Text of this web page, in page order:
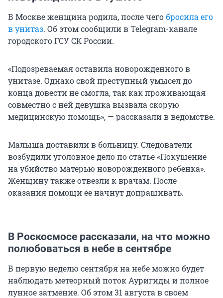
В Москве женщина родила, после чегобросила его
в унитаз. Об этом сообщили в Telegram-канале
городского ГСУ СК России.
«Подозреваемая оставила новорожденного в
унитазе. Однако свой преступный умысел до
конца довести не смогла, так как проживающая
совместно с ней девушка вызвала скорую
медицинскую помощь», — рассказали в ведомстве.
Малыша доставили в больницу. Следователи
возбудили уголовное дело по статье «Покушение
на убийство матерью новорожденного ребенка».
Женщину также отвезли к врачам. После
оказания помощи ее начнут допрашивать.
В Роскосмосе рассказали, на что можно
полюбоваться в небе в сентябре
В первую неделю сентября на небе можно будет
наблюдать метеорный поток Ауригиды и полное
лунное затмение. Об этом 31 августа в своем